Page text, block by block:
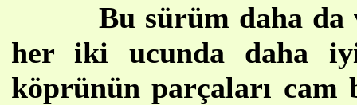
Bu sürüm daha da
her iki ucunda daha
köprünün parçaları